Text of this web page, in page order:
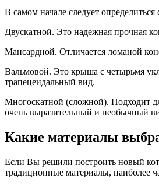
В самом начале следует
Двускатной. Это надежная прочная
Мансардной. Отличается ломаной
Вальмовой. Это крыша с четырьмя
трапецеидальный вид.
Многоскатной (сложной). Подходит
очень выразительный и необычный
Какие материалы
Если Вы решили построить новый
традиционные материалы, наиболее